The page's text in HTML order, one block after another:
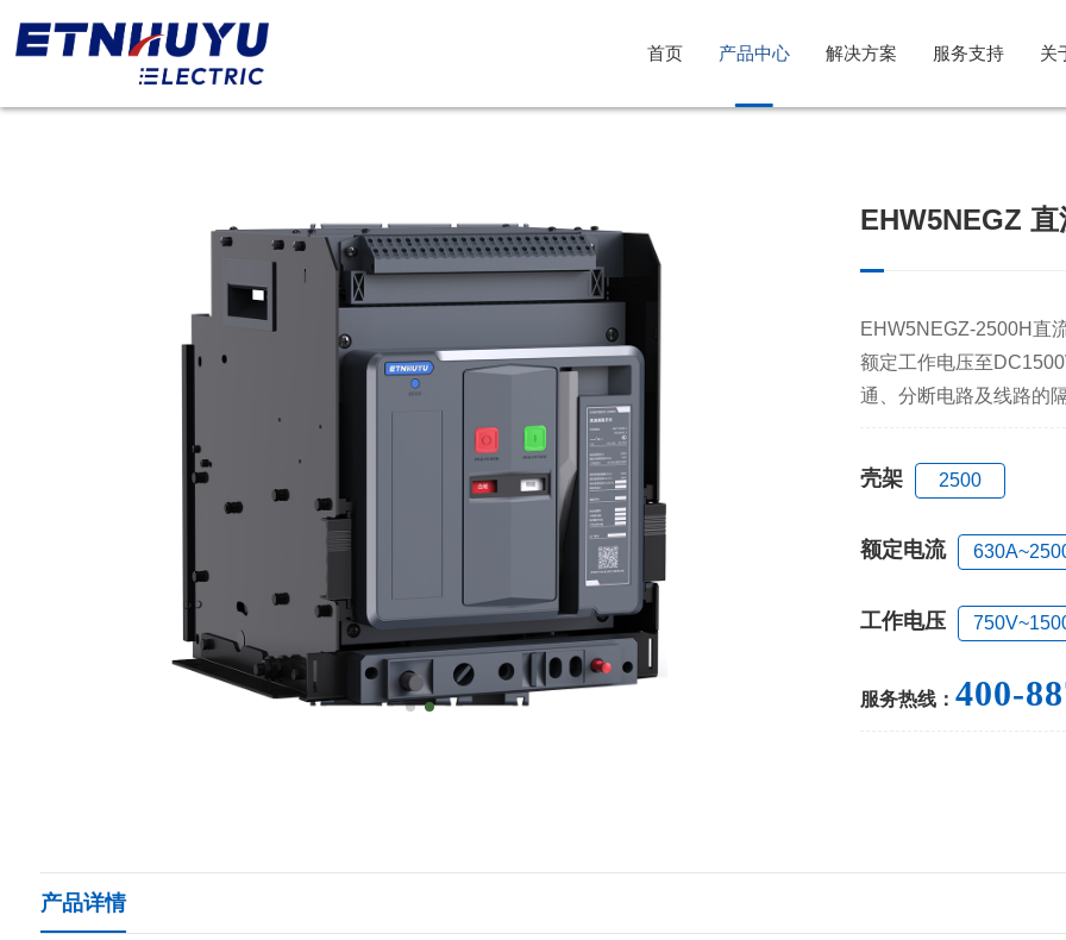
首页 产品中心 解决方案
风电行业解决方案
储能系统解决方案
服务支持 关
EHW5NEGZ
EHW5NEGZ-2500H直
额定工作电压至
通、分断电路及线路的
壳架 2500
额定电流
工作电压
服务热线：400-
产品详情